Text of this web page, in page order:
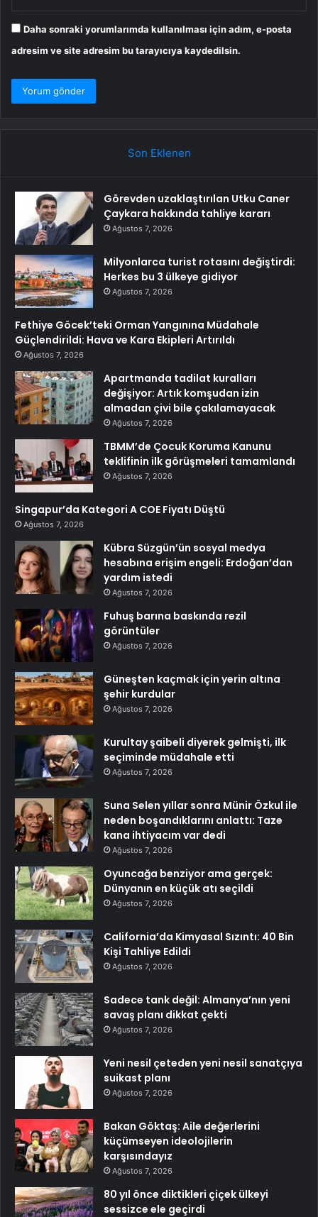
Daha sonraki yorumlarımda kullanılması için adım, e-posta
adresim ve site adresim bu tarayıcıya kaydedilsin.
Son Eklenen
Görevden uzaklaştırılan Utku Caner
Çaykara hakkında tahliye kararı
Ağustos 7, 2026
Milyonlarca turist rotasını değiştirdi:
Herkes bu 3 ülkeye gidiyor
Ağustos 7, 2026
Fethiye Göcek’teki Orman Yangınına Müdahale
Güçlendirildi: Hava ve Kara Ekipleri Artırıldı
Ağustos 7, 2026
Apartmanda tadilat kuralları
değişiyor: Artık komşudan izin
almadan çivi bile çakılamayacak
Ağustos 7, 2026
TBMM’de Çocuk Koruma Kanunu
teklifinin ilk görüşmeleri tamamlandı
Ağustos 7, 2026
Singapur’da Kategori A COE Fiyatı Düştü
Ağustos 7, 2026
Kübra Süzgün’ün sosyal medya
hesabına erişim engeli: Erdoğan’dan
yardım istedi
Ağustos 7, 2026
Fuhuş barına baskında rezil
görüntüler
Ağustos 7, 2026
Güneşten kaçmak için yerin altına
şehir kurdular
Ağustos 7, 2026
Kurultay şaibeli diyerek gelmişti, ilk
seçiminde müdahale etti
Ağustos 7, 2026
Suna Selen yıllar sonra Münir Özkul ile
neden boşandıklarını anlattı: Taze
kana ihtiyacım var dedi
Ağustos 7, 2026
Oyuncağa benziyor ama gerçek:
Dünyanın en küçük atı seçildi
Ağustos 7, 2026
California’da Kimyasal Sızıntı: 40 Bin
Kişi Tahliye Edildi
Ağustos 7, 2026
Sadece tank değil: Almanya’nın yeni
savaş planı dikkat çekti
Ağustos 7, 2026
Yeni nesil çeteden yeni nesil sanatçıya
suikast planı
Ağustos 7, 2026
Bakan Göktaş: Aile değerlerini
küçümseyen ideolojilerin
karşısındayız
Ağustos 7, 2026
80 yıl önce diktikleri çiçek ülkeyi
sessizce ele geçirdi